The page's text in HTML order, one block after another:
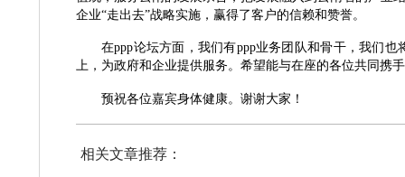
企业“走出去”战略实施，赢得了客户的信赖和赞誉。
在ppp论坛方面，我们有ppp业务团队和骨干，我们也
上，为政府和企业提供服务。希望能与在座的各位共同携
预祝各位嘉宾身体健康。谢谢大家！
相关文章推荐：